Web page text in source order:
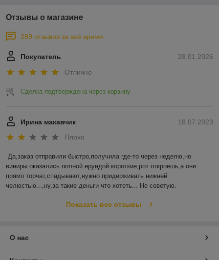
Отзывы о магазине
289 отзывов за всё время
28.01.2026
Покупатель
Отлично
Сделка подтверждена через корзину
18.07.2023
Ирина макавчик
Плохо
Да,заказ отправили быстро,получила где-то через неделю,но
виниры оказались полной ерундой:короткие,рот откроешь,а они
прямо торчат,спадывают,нужно придерживать нижней
челюстью...,ну,за такие деньги что хотеть... Не советую.
Показать все отзывы
О нас